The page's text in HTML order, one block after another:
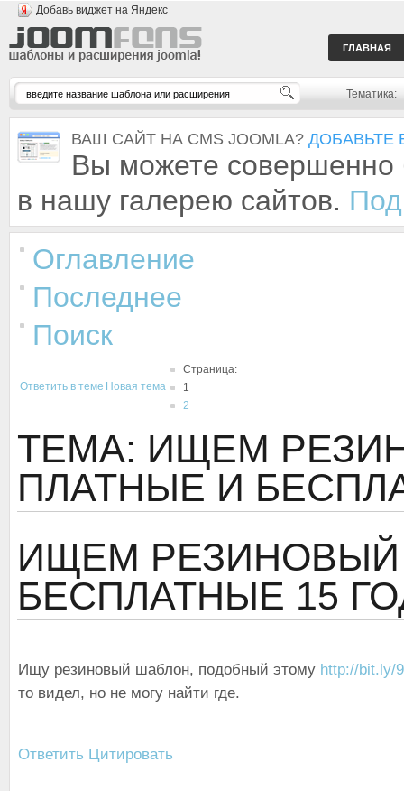
Добавь виджет на Яндекс
ГЛАВНАЯ
Тематика:
ВАШ САЙТ НА CMS JOOMLA? ДОБАВЬТЕ
Вы можете совершенно
в нашу галерею сайтов.
Оглавление
Последнее
Поиск
Ответить в теме Новая тема
Страница:
1
2
ТЕМА: ИЩЕМ
ПЛАТНЫЕ И
ИЩЕМ
БЕСПЛАТНЫЕ 15
Ищу резиновый шаблон, подобный этому http://bit.ly/
то видел, но не могу найти где.
Ответить Цитировать